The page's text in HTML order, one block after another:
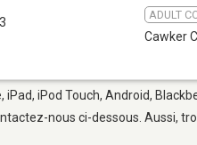
ADULT
Cawker
iPod Touch, Android,
nous ci-dessous. Aussi,